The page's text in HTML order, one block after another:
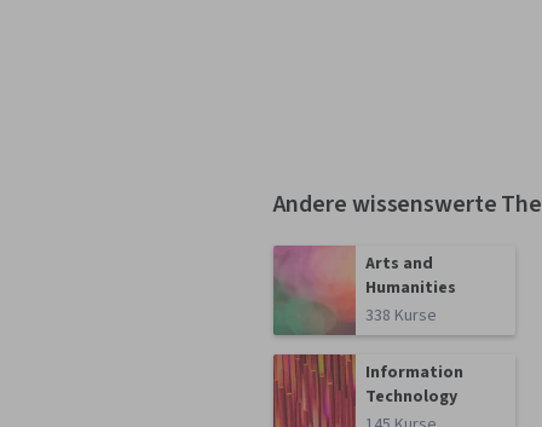
Andere wissenswerte
Arts and
Humanities
338 Kurse
Information
Technology